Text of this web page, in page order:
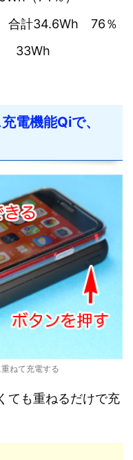
合計34.6Wh 76％
33Wh
電機能Qiで、
ねて充電する
ても重ねるだけで充